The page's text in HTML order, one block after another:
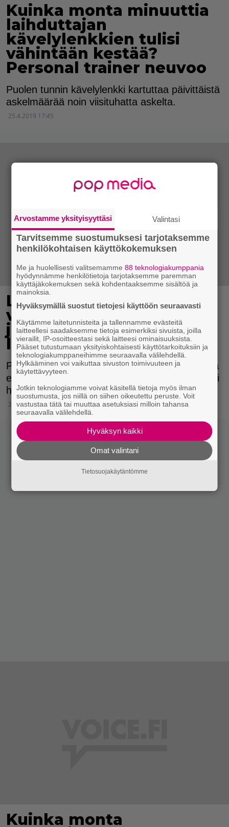
Kuinka monta minuuttia
laihduttajan
kävelylenkkien tulisi
vähintään kestää?
Personal trainer neuvoo
Puolen tunnin kävelylenkki kartuttaa päivittäistä
askelmäärää noin viisituhatta askelta.
25.4.2019 17:45
Laihduttajan muistilista –
vinkit, joiden avulla saat
jumittavan painon jälleen
laskuun
Painon jumittaessa on hyvä kiinnittää huomiota
esimerkiksi myös siihen, saatko ruokavaliostasi
huomaamatta piilosokereita.
20.2.2019 18:15
Kuinka monta
Arvostamme yksityisyyttäsi Valintasi
Tarvitsemme suostumuksesi tarjotaksemme
henkilökohtaisen käyttökokemuksen
Me ja huolellisesti valitsemamme88 teknologiakumppania
hyödynnämme henkilötietoja tarjotaksemme paremman
käyttäjäkokemuksen sekä kohdentaaksemme sisältöä ja
mainoksia.
Hyväksymällä suostut tietojesi käyttöön seuraavasti
Käytämme laitetunnisteita ja tallennamme evästeitä
laitteellesi saadaksemme tietoja esimerkiksi sivuista, joilla
vierailit, IP-osoitteestasi sekä laitteesi ominaisuuksista.
Pääset tutustumaan yksityiskohtaisesti käyttötarkoituksiin ja
teknologiakumppaneihimme seuraavalla välilehdellä.
Hylkääminen voi vaikuttaa sivuston toimivuuteen ja
käytettävyyteen.
Jotkin teknologiamme voivat käsitellä tietoja myös ilman
suostumusta, jos niillä on siihen oikeutettu peruste. Voit
vastustaa tätä tai muuttaa asetuksiasi milloin tahansa
seuraavalla välilehdellä.
Hyväksyn kaikki
Omat valintani
Tietosuojakäytäntömme